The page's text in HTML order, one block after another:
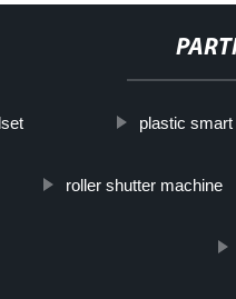
plastic
roller shutter machine